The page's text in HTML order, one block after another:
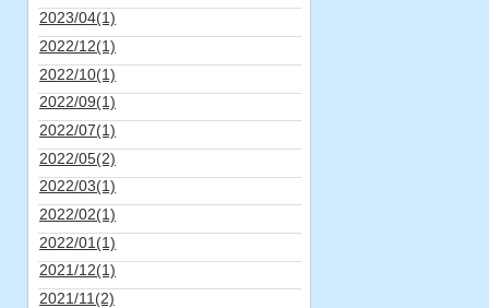
2023/04(1)
2022/12(1)
2022/10(1)
2022/09(1)
2022/07(1)
2022/05(2)
2022/03(1)
2022/02(1)
2022/01(1)
2021/12(1)
2021/11(2)